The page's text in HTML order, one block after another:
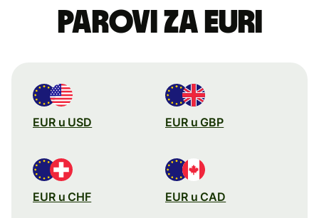
parovi za euri
EUR u USD EUR u GBP
EUR u CHF EUR u CAD